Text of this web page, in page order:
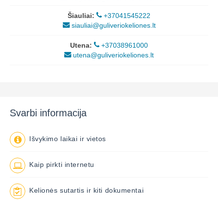
Šiauliai:
+37041545222
siauliai@guliveriokeliones.lt
Utena:
+37038961000
utena@guliveriokeliones.lt
Svarbi informacija
Išvykimo laikai ir vietos
Kaip pirkti internetu
Kelionės sutartis ir kiti dokumentai